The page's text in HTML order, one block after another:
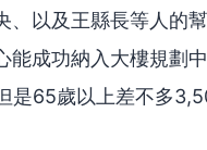
、以及王縣長等人的
能成功納入大樓規劃
是65歲以上差不多